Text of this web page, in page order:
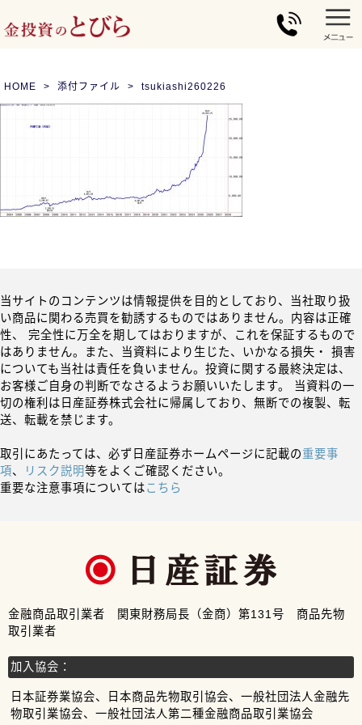
HOME 添付ファイル tsukiashi260226
当サイトのコンテンツは情報提供を目的としており、当社取り扱
い商品に関わる売買を勧誘するものではありません。内容は正確
性、 完全性に万全を期してはおりますが、これを保証するもので
はありません。また、当資料により生じた、いかなる損失・ 損害
についても当社は責任を負いません。投資に関する最終決定は、
お客様ご自身の判断でなさるようお願いいたします。 当資料の一
切の権利は日産証券株式会社に帰属しており、無断での複製、転
送、転載を禁じます。
取引にあたっては、必ず日産証券ホームページに記載の重要事
項、 リスク説明等をよくご確認ください。
重要な注意事項についてはこちら
金融商品取引業者 関東財務局長（金商）第131号 商品先物
取引業者
加入協会：
日本証券業協会、日本商品先物取引協会、一般社団法人金融先
物取引業協会、一般社団法人第二種金融商品取引業協会